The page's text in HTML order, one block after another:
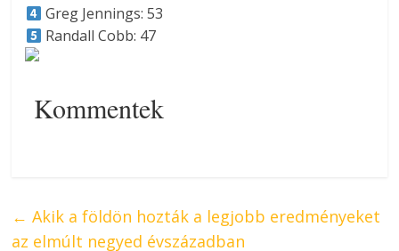
Greg Jennings: 53
Randall Cobb: 47
Kommentek
← Akik a földön hozták a legjobb eredményeket
az elmúlt negyed évszázadban